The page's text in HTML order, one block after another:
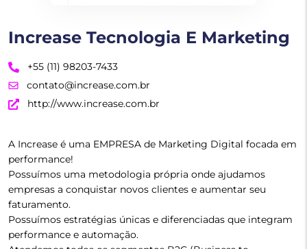
Increase Tecnologia E Marketing
+55 (11) 98203-7433
contato@increase.com.br
http://www.increase.com.br
A Increase é uma EMPRESA de Marketing Digital focada em
performance!
Possuímos uma metodologia própria onde ajudamos
empresas a conquistar novos clientes e aumentar seu
faturamento.
Possuímos estratégias únicas e diferenciadas que integram
performance e automação.